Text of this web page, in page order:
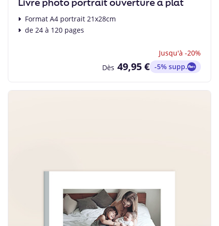
Format A4 portrait 21x28cm
de 24 à 120 pages
Jusqu'à -20%
Dès 49,95 € -5% supp.